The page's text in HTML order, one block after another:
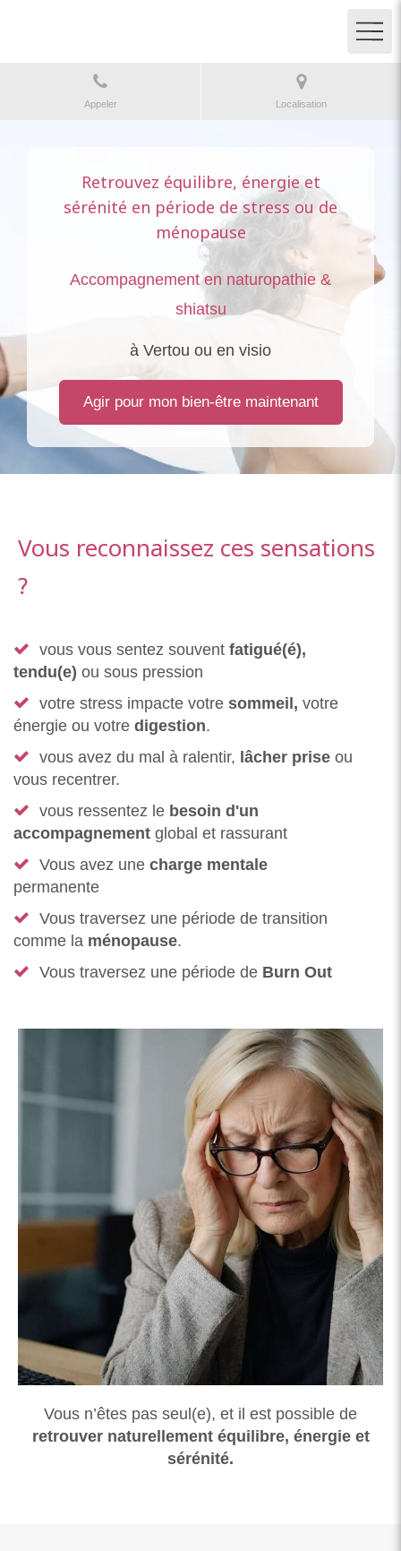
Appeler Localisation
Retrouvez équilibre, énergie et
sérénité en période de stress ou de
ménopause
Accompagnement en naturopathie &
shiatsu
à Vertou ou en visio
Agir pour mon bien-être maintenant
Vous reconnaissez ces sensations
?
vous vous sentez souvent fatigué(é),
tendu(e) ou sous pression
votre stress impacte votre sommeil, votre
énergie ou votre digestion.
vous avez du mal à ralentir, lâcher priseou
vous recentrer.
vous ressentez le besoin d'un
accompagnement global et rassurant
Vous avez une charge mentale
permanente
Vous traversez une période de transition
comme la ménopause.
Vous traversez une période de Burn Out
Vous n’êtes pas seul(e), et il est possible de
retrouver naturellement équilibre, énergie et
sérénité.